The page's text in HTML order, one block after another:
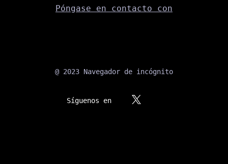
Póngase en contacto con
@ 2023 Navegador de incógnito
Síguenos en